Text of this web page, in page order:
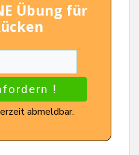
Übung für
!
abmeldbar.